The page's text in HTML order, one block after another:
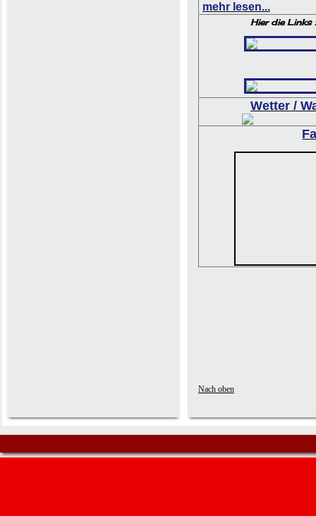
mehr lesen...
Hier die Links
Wetter /
Nach oben